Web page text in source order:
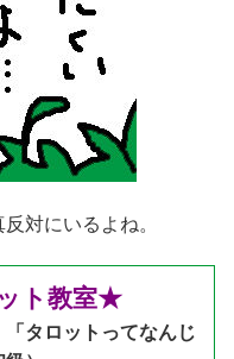
対にいるよね。
ト教室★
タロットってなんじ